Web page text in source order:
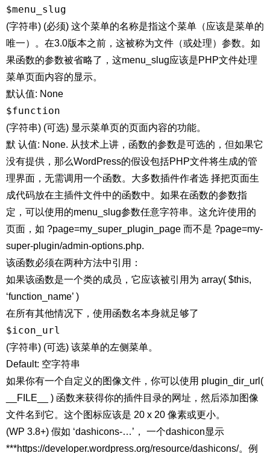
$menu_slug
(字符串) (必须) 这个菜单的名称是指这个菜单（应该是菜单的
唯一）。在3.0版本之前，这被称为文件（或处理）参数。如
果函数的参数被省略了，这menu_slug应该是PHP文件处理
菜单页面内容的显示。
默认值: None
$function
(字符串) (可选) 显示菜单页的页面内容的功能。
默 认值: None. 从技术上讲，函数的参数是可选的，但如果它
没有提供，那么WordPress的假设包括PHP文件将生成的管
理界面，无需调用一个函数。大多数插件作者选 择把页面生
成代码放在主插件文件中的函数中。如果在函数的参数指
定，可以使用的menu_slug参数任意字符串。这允许使用的
页面，如 ?page=my_super_plugin_page 而不是 ?page=my-
super-plugin/admin-options.php.
该函数必须在两种方法中引用：
如果该函数是一个类的成员，它应该被引用为 array( $this,
‘function_name’ )
在所有其他情况下，使用函数名本身就足够了
$icon_url
(字符串) (可选) 该菜单的左侧菜单。
Default: 空字符串
如果你有一个自定义的图像文件，你可以使用 plugin_dir_url(
__FILE__ ) 函数来获得你的插件目录的网址，然后添加图像
文件名到它。这个图标应该是 20 x 20 像素或更小。
(WP 3.8+) 假如 ‘dashicons-…’， 一个dashicon显示
***https://developer.wordpress.org/resource/dashicons/。例